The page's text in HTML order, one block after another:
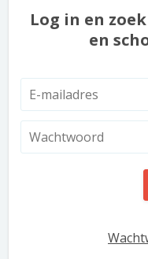
Log in en
en